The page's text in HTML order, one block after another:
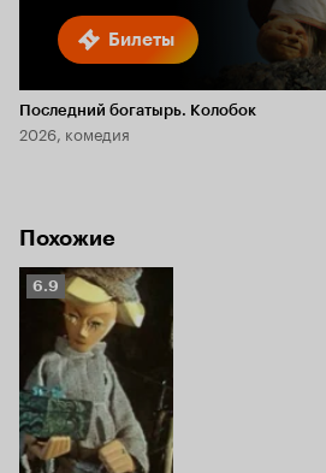
Билеты
Последний богатырь. Колобок
2026, комедия
Похожие
Рейтинг
Кинопоиска
6.9
6.9